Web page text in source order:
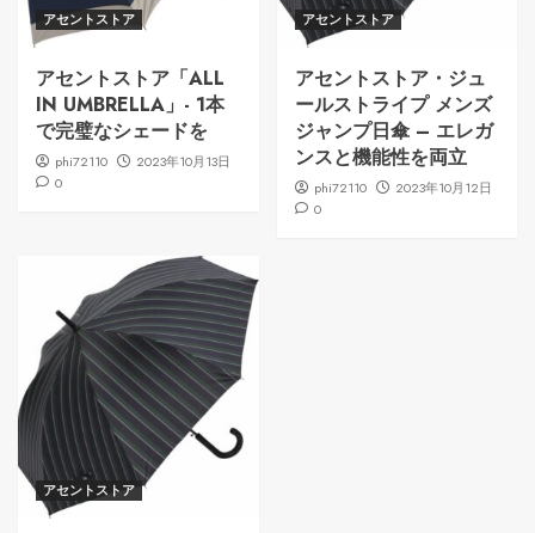
アセントストア
アセントストア「ALL
IN UMBRELLA」- 1本
で完璧なシェードを
phi72110
2023年10月13日
0
アセントストア
アセントストア・ジュ
ールストライプ メンズ
ジャンプ日傘 – エレガ
ンスと機能性を両立
phi72110
2023年10月12日
0
アセントストア